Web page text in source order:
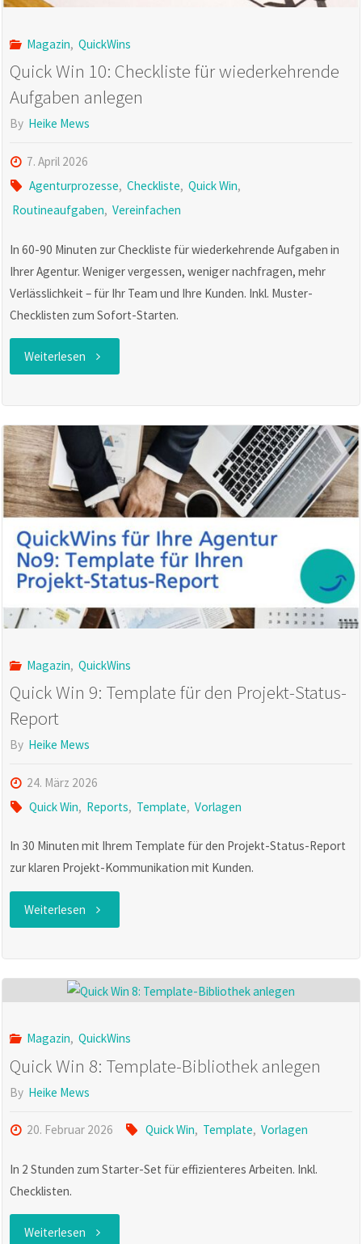
Magazin, QuickWins
Quick Win 10: Checkliste für wiederkehrende
Aufgaben anlegen
By Heike Mews
7. April 2026
Agenturprozesse, Checkliste, Quick Win,
Routineaufgaben, Vereinfachen
In 60-90 Minuten zur Checkliste für wiederkehrende Aufgaben in
Ihrer Agentur. Weniger vergessen, weniger nachfragen, mehr
Verlässlichkeit – für Ihr Team und Ihre Kunden. Inkl. Muster-
Checklisten zum Sofort-Starten.
Weiterlesen "Quick
10:
Checkliste
für
wiederkehrende
Aufgaben
anlegen"
Magazin, QuickWins
Quick Win 9: Template für den Projekt-Status-
Report
By Heike Mews
24. März 2026
Quick Win, Reports, Template, Vorlagen
In 30 Minuten mit Ihrem Template für den Projekt-Status-Report
zur klaren Projekt-Kommunikation mit Kunden.
Weiterlesen "Quick
9:
den
Projekt-
Status-
Magazin, QuickWins
Quick Win 8: Template-Bibliothek anlegen
By Heike Mews
20. Februar 2026 Quick Win, Template, Vorlagen
In 2 Stunden zum Starter-Set für effizienteres Arbeiten. Inkl.
Checklisten.
Weiterlesen "Quick